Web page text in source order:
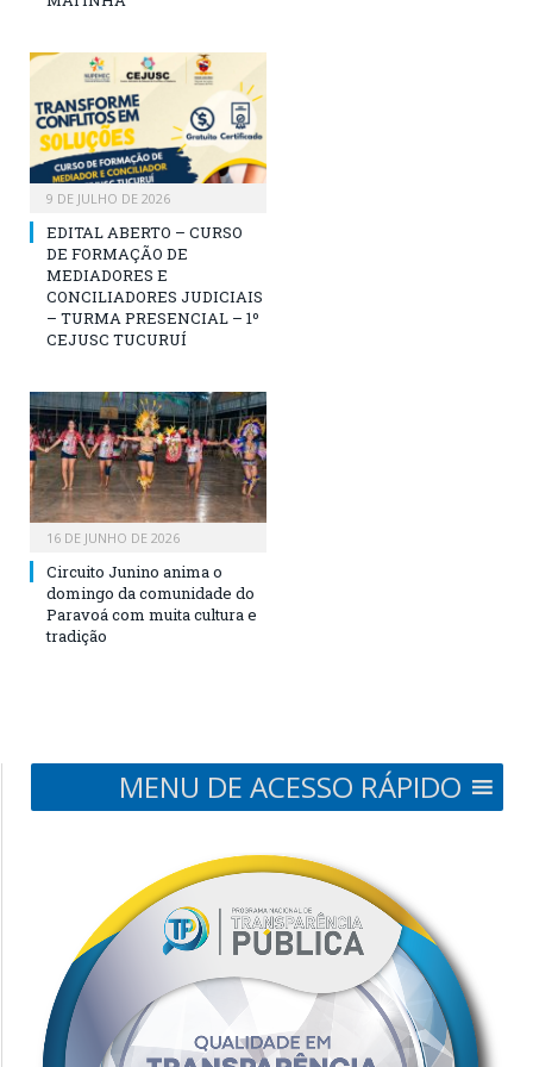
9 DE JULHO DE 2026
EDITAL ABERTO – CURSO
DE FORMAÇÃO DE
MEDIADORES E
CONCILIADORES JUDICIAIS
– TURMA PRESENCIAL – 1º
CEJUSC TUCURUÍ
16 DE JUNHO DE 2026
Circuito Junino anima o
domingo da comunidade do
Paravoá com muita cultura e
tradição
MENU DE ACESSO RÁPIDO